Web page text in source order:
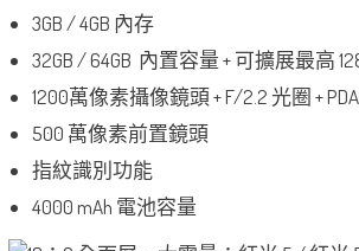
3GB / 4GB 內存
32GB / 64GB 內置容量 + 可擴展最高
1200萬像素攝像鏡頭 + F/2.2 光圈 +
500 萬像素前置鏡頭
指紋識別功能
4000 mAh 電池容量